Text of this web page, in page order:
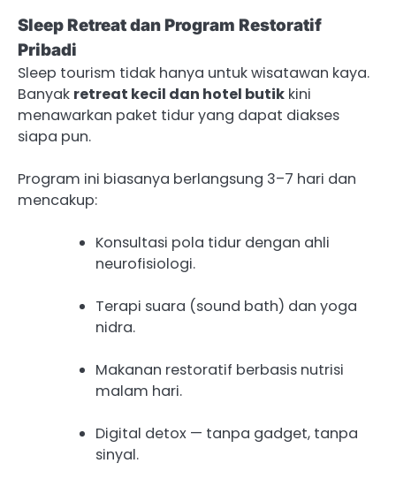
Sleep Retreat dan Program Restoratif
Pribadi
Sleep tourism tidak hanya untuk wisatawan kaya.
Banyak retreat kecil dan hotel butik kini
menawarkan paket tidur yang dapat diakses
siapa pun.
Program ini biasanya berlangsung 3–7 hari dan
mencakup:
Konsultasi pola tidur dengan ahli
neurofisiologi.
Terapi suara (sound bath) dan yoga
nidra.
Makanan restoratif berbasis nutrisi
malam hari.
Digital detox — tanpa gadget, tanpa
sinyal.